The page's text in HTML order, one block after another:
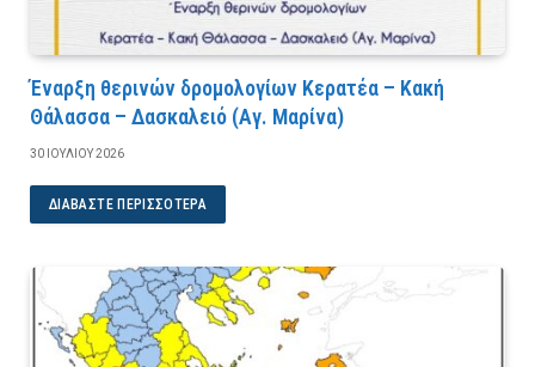
Έναρξη θερινών δρομολογίων Κερατέα – Κακή
Θάλασσα – Δασκαλειό (Αγ. Μαρίνα)
30 ΙΟΥΛΊΟΥ 2026
ΔΙΑΒΆΣΤΕ ΠΕΡΙΣΣΌΤΕΡΑ